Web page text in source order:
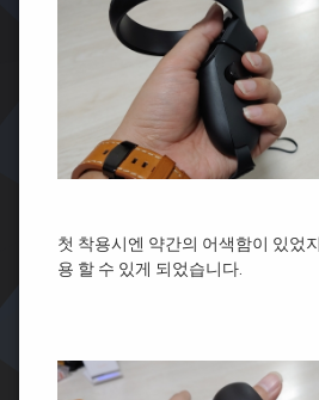
첫 착용시엔 약간의 어색함이 있었
용 할 수 있게 되었습니다.